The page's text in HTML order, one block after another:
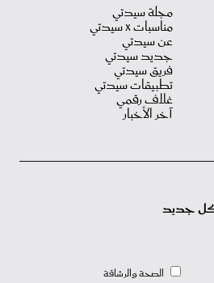
مجلة سيدتي
مناسبات X سيدتي
عن سيدتي
جديد سيدتي
فريق سيدتي
تطبيقات سيدتي
غلاف رقمي
آخر الأخبار
كل جديد
الصحة والرشاقة